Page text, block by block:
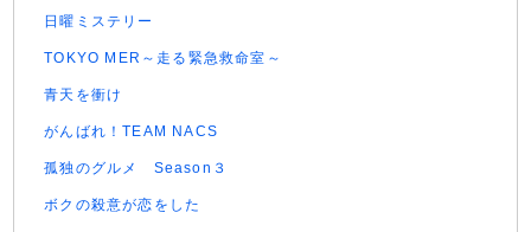
日曜ミステリー
TOKYO MER～走る緊急救命室～
青天を衝け
がんばれ！TEAM NACS
孤独のグルメ Season３
ボクの殺意が恋をした